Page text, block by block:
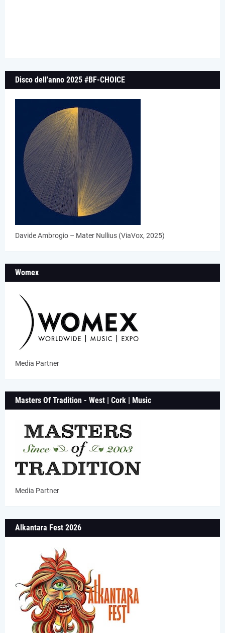
Disco dell'anno 2025 #BF-CHOICE
Davide Ambrogio – Mater Nullius (ViaVox, 2025)
Womex
Media Partner
Masters Of Tradition - West | Cork | Music
Media Partner
Alkantara Fest 2026